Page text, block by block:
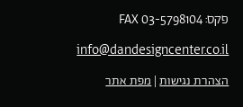
פקס: 03-5798104 FAX
info@dandesigncenter.co.il
הצהרת נגישות|מפת אתר